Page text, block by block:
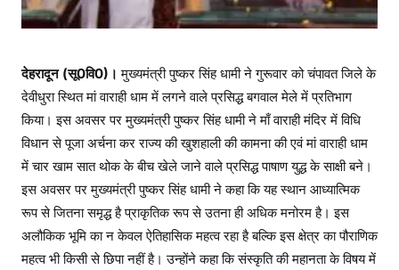
देहरादून (सू0वि0)।मुख्यमंत्री पुष्कर सिंह धामी ने गुरूवार को चंपावत जिले के
देवीधुरा स्थित मां वाराही धाम में लगने वाले प्रसिद्ध बगवाल मेले में प्रतिभाग
किया। इस अवसर पर मुख्यमंत्री पुष्कर सिंह धामी ने माँ वाराही मंदिर में विधि
विधान से पूजा अर्चना कर राज्य की खुशहाली की कामना की एवं मां वाराही धाम
में चार खाम सात थोक के बीच खेले जाने वाले प्रसिद्ध पाषाण युद्ध के साक्षी बने।
इस अवसर पर मुख्यमंत्री पुष्कर सिंह धामी ने कहा कि यह स्थान आध्यात्मिक
रूप से जितना समृद्ध है प्राकृतिक रूप से उतना ही अधिक मनोरम है। इस
अलौकिक भूमि का न केवल ऐतिहासिक महत्व रहा है बल्कि इस क्षेत्र का पौराणिक
महत्व भी किसी से छिपा नहीं है। उन्होंने कहा कि संस्कृति की महानता के विषय में